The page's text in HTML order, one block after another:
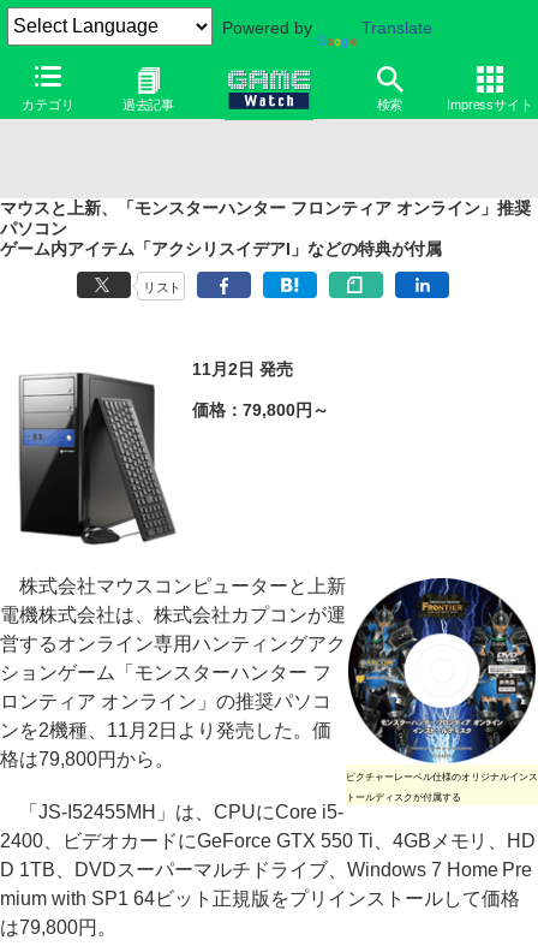
Powered by Translate
カテゴリ 過去記事 検索 Impressサイト
マウスと上新、「モンスターハンター フロンティア オンライン」推奨
パソコン
ゲーム内アイテム「アクシリスイデアI」などの特典が付属
リスト
11月2日 発売
価格：79,800円～
ピクチャーレーベル仕様のオリジナルインス
トールディスクが付属する
株式会社マウスコンピューターと上新
電機株式会社は、株式会社カプコンが運
営するオンライン専用ハンティングアク
ションゲーム「モンスターハンター フ
ロンティア オンライン」の推奨パソコ
ンを2機種、11月2日より発売した。価
格は79,800円から。
「JS-I52455MH」は、CPUにCore i5-
2400、ビデオカードにGeForce GTX 550 Ti、4GBメモリ、HD
D 1TB、DVDスーパーマルチドライブ、Windows 7 Home Pre
mium with SP1 64ビット正規版をプリインストールして価格
は79,800円。